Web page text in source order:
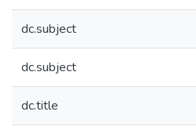
dc.subject
dc.subject
dc.title